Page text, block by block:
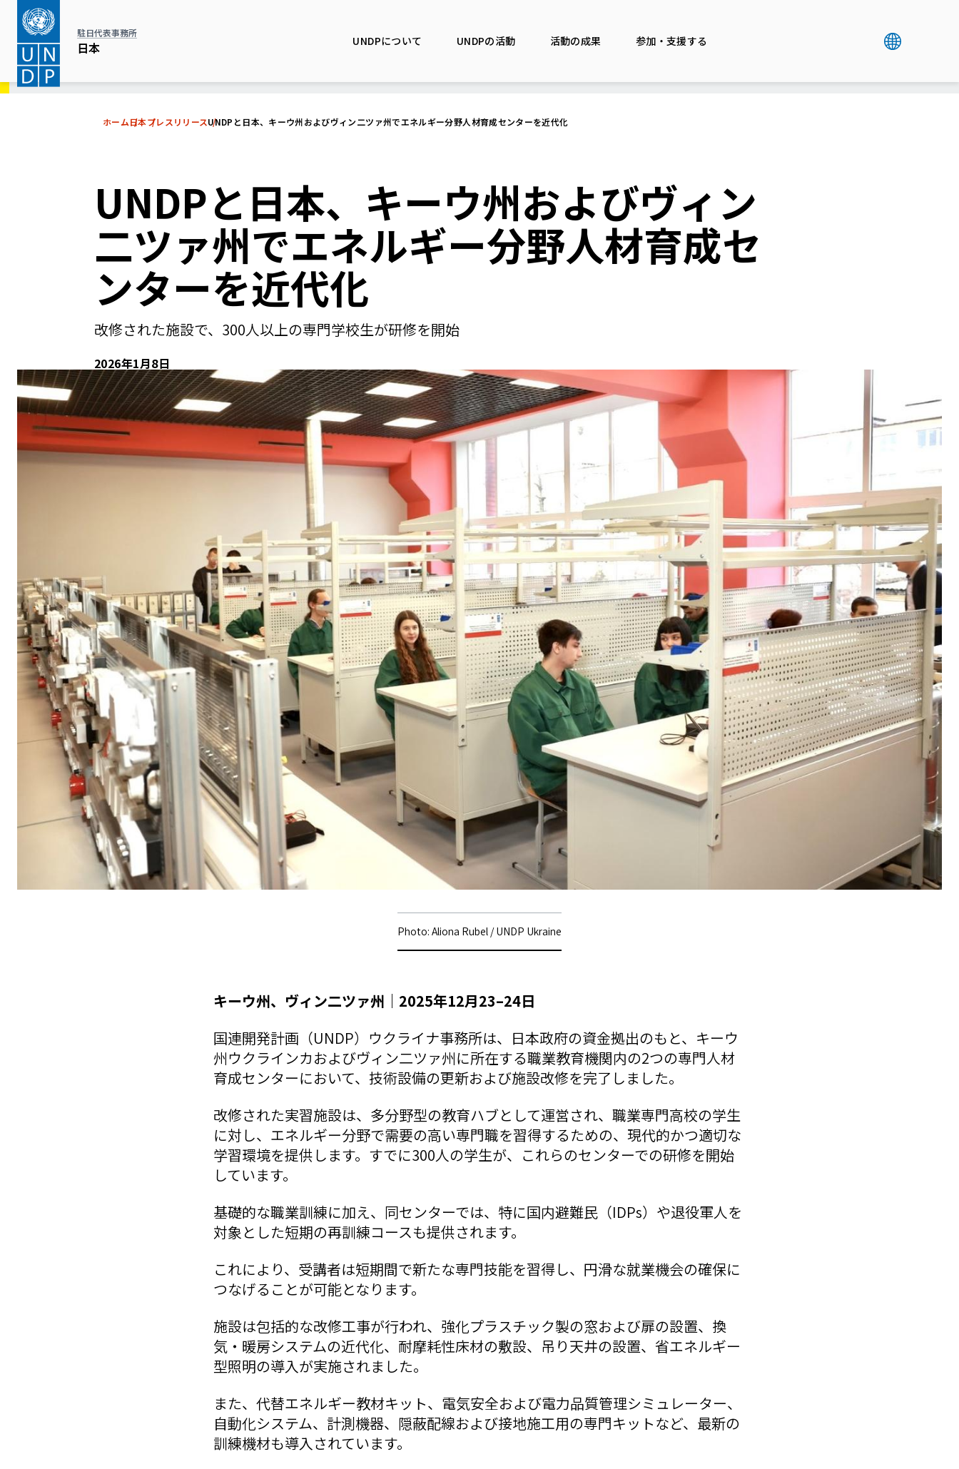
ン
駐日代表事務所
日本 UNDPについて UNDPの活動 活動の成果 参加・支援する
ホーム日本プレスリリースUNDPと日本、キーウ州およびヴィン二ツァ州でエネルギー分野人材育成センターを近代化
UNDPと日本、キーウ州およびヴィン
二ツァ州でエネルギー分野人材育成セ
ンターを近代化
改修された施設で、300人以上の専門学校生が研修を開始
2026年1月8日
Photo: Aliona Rubel / UNDP Ukraine
キーウ州、ヴィン二ツァ州｜2025年12月23–24日
国連開発計画（UNDP）ウクライナ事務所は、日本政府の資金拠出のもと、キーウ
州ウクラインカおよびヴィン二ツァ州に所在する職業教育機関内の2つの専門人材
育成センターにおいて、技術設備の更新および施設改修を完了しました。
改修された実習施設は、多分野型の教育ハブとして運営され、職業専門高校の学生
に対し、エネルギー分野で需要の高い専門職を習得するための、現代的かつ適切な
学習環境を提供します。すでに300人の学生が、これらのセンターでの研修を開始
しています。
基礎的な職業訓練に加え、同センターでは、特に国内避難民（IDPs）や退役軍人を
対象とした短期の再訓練コースも提供されます。
これにより、受講者は短期間で新たな専門技能を習得し、円滑な就業機会の確保に
つなげることが可能となります。
施設は包括的な改修工事が行われ、強化プラスチック製の窓および扉の設置、換
気・暖房システムの近代化、耐摩耗性床材の敷設、吊り天井の設置、省エネルギー
型照明の導入が実施されました。
また、代替エネルギー教材キット、電気安全および電力品質管理シミュレーター、
自動化システム、計測機器、隠蔽配線および接地施工用の専門キットなど、最新の
訓練機材も導入されています。